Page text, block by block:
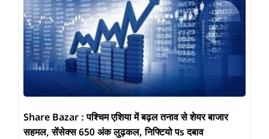
Share Bazar : पश्चिम एशिया में बढ़ल तनाव से शेयर बाजार
सहमल, सेंसेक्स 650 अंक लुढ़कल, निफ्टियो पs दबाव